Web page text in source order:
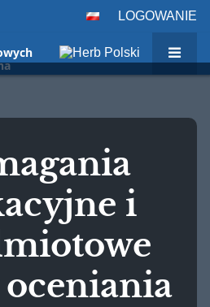
LOGOWANIE
i
oceniania